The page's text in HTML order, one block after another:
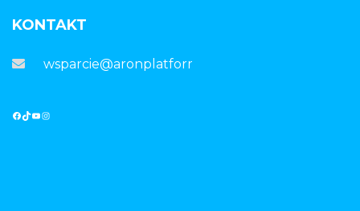
KONTAKT
wsparcie@aronplatforma.pl